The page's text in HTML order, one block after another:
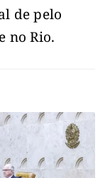
de pelo
no Rio.